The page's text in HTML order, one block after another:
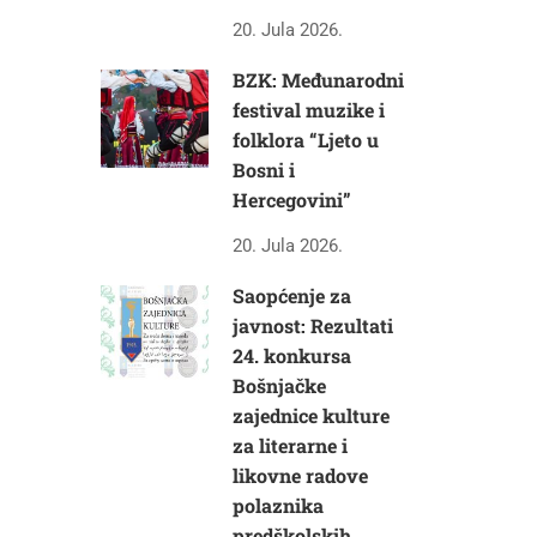
20. Jula 2026.
BZK: Međunarodni
festival muzike i
folklora “Ljeto u
Bosni i
Hercegovini”
20. Jula 2026.
Saopćenje za
javnost: Rezultati
24. konkursa
Bošnjačke
zajednice kulture
za literarne i
likovne radove
polaznika